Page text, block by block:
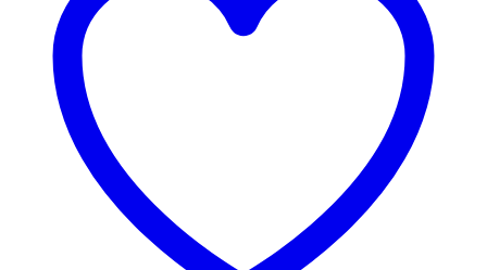
tác
dụng
cực
mạnh
lượng